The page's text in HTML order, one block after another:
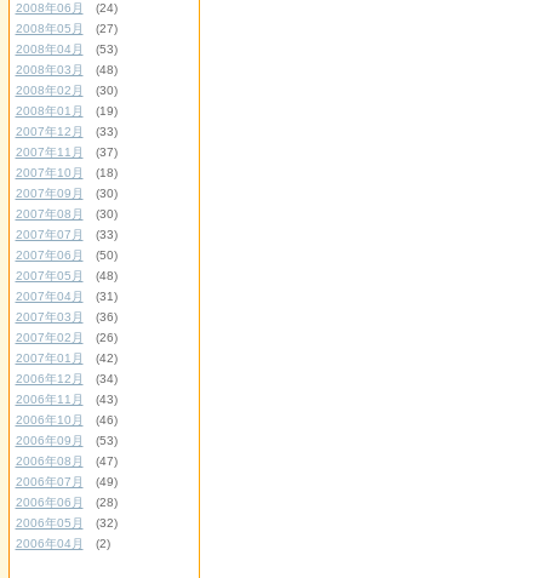
2008年06月
(24)
2008年05月
(27)
2008年04月
(53)
2008年03月
(48)
2008年02月
(30)
2008年01月
(19)
2007年12月
(33)
2007年11月
(37)
2007年10月
(18)
2007年09月
(30)
2007年08月
(30)
2007年07月
(33)
2007年06月
(50)
2007年05月
(48)
2007年04月
(31)
2007年03月
(36)
2007年02月
(26)
2007年01月
(42)
2006年12月
(34)
2006年11月
(43)
2006年10月
(46)
2006年09月
(53)
2006年08月
(47)
2006年07月
(49)
2006年06月
(28)
2006年05月
(32)
2006年04月
(2)